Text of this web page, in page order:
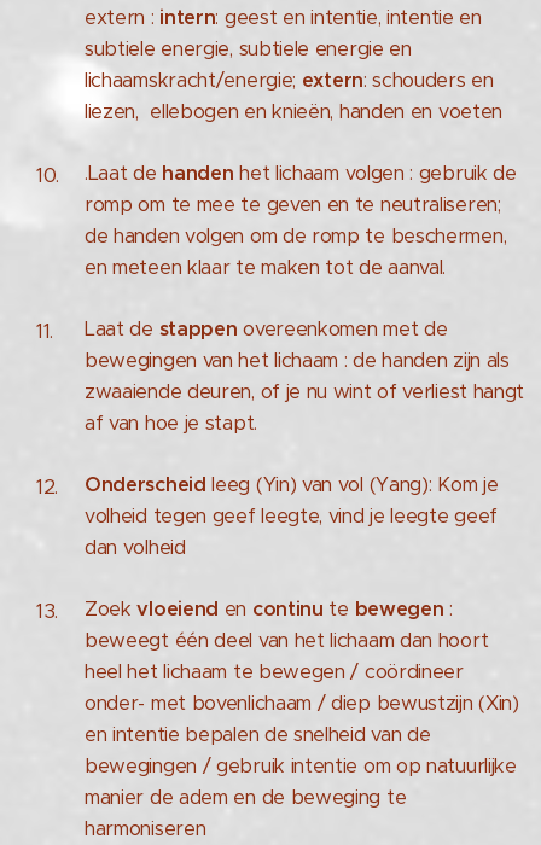
extern : intern: geest en intentie, intentie en
subtiele energie, subtiele energie en
lichaamskracht/energie; extern: schouders en
liezen, ellebogen en knieën, handen en voeten
.Laat de handen het lichaam volgen : gebruik de
romp om te mee te geven en te neutraliseren;
de handen volgen om de romp te beschermen,
en meteen klaar te maken tot de aanval.
Laat de stappen overeenkomen met de
bewegingen van het lichaam : de handen zijn als
zwaaiende deuren, of je nu wint of verliest hangt
af van hoe je stapt.
Onderscheid leeg (Yin) van vol (Yang): Kom je
volheid tegen geef leegte, vind je leegte geef
dan volheid
Zoekvloeiend en continu te bewegen :
beweegt één deel van het lichaam dan hoort
heel het lichaam te bewegen / coördineer
onder- met bovenlichaam / diep bewustzijn (Xin)
en intentie bepalen de snelheid van de
bewegingen / gebruik intentie om op natuurlijke
manier de adem en de beweging te
harmoniseren